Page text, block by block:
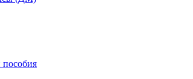
пособия